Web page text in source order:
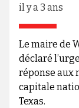
il y a 3 ans
Le maire de
déclaré
réponse aux
capitale
Texas.